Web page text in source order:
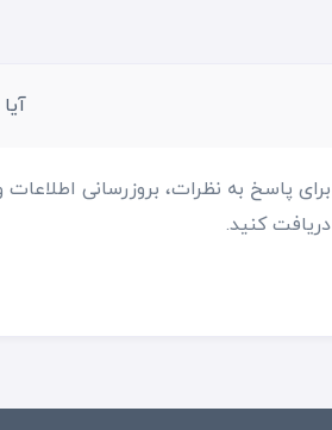
برای پاسخ به نظرات، بروزرسانی
دریافت کنید.